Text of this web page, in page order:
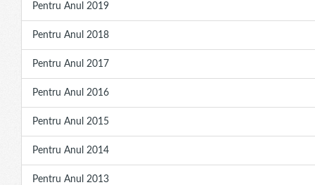
Pentru Anul 2019
Pentru Anul 2018
Pentru Anul 2017
Pentru Anul 2016
Pentru Anul 2015
Pentru Anul 2014
Pentru Anul 2013